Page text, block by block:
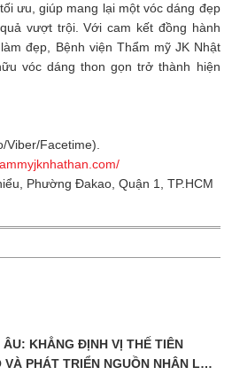
ưu, giúp mang lại một vóc dáng đẹp
vượt trội. Với cam kết đồng hành
đẹp, Bệnh viện Thẩm mỹ JK Nhật
vóc dáng thon gọn trở thành hiện
Viber/Facetime).
Phường Đakao, Quận 1, TP.HCM
KHẲNG ĐỊNH VỊ THẾ TIÊN
PHÁT TRIỂN NGUỒN NHÂN LỰC